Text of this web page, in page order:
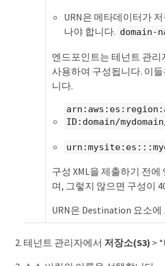
URN은 메타데이터가
나야 합니다. domain-
엔드포인트는 테넌트 관리
사용하여 구성됩니다. 이
니다.
ID:domain/
구성 XML을 제출하기 전
며, 그렇지 않으면 구성이
URN은 Destination 요소에
테넌트 관리자에서 저장소(S3) >